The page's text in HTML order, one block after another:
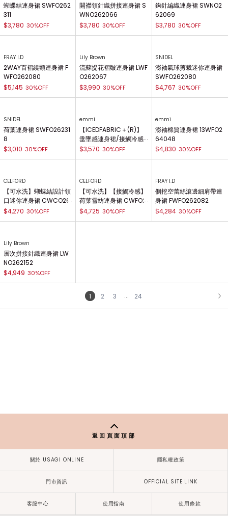
蝴蝶結連身裙 SWFO262
311
$3,780 30%OFF
開襟領針織拼接連身裙 S
WNO262066
$3,780 30%OFF
鉤針編織連身裙 SWNO2
62069
$3,780 30%OFF
FRAY I.D
2WAY百褶繞頸連身裙 F
WFO262080
$5,145 30%OFF
Lily Brown
流蘇提花褶皺連身裙 LWF
O262067
$3,990 30%OFF
SNIDEL
澎袖氣球剪裁迷你連身裙
SWFO262080
$4,767 30%OFF
SNIDEL
荷葉連身裙 SWFO26231
8
$3,010 30%OFF
emmi
【ICEDFABRIC＋(R)】
垂墜感連身裙/接觸冷感 1
3WCO262051
$3,570 30%OFF
emmi
澎袖棉質連身裙 13WFO2
64048
$4,830 30%OFF
CELFORD
【可水洗】蝴蝶結設計領
口迷你連身裙 CWCO26
2060
$4,270 30%OFF
CELFORD
【可水洗】【接觸冷感】
荷葉雪紡連身裙 CWFO2
62053
$4,725 30%OFF
FRAY I.D
側挖空蕾絲滾邊細肩帶連
身裙 FWFO262082
$4,284 30%OFF
Lily Brown
層次拼接針織連身裙 LW
NO262152
$4,949 30%OFF
1 2 3 ...
24
返回頁面頂部
關於 USAGI ONLINE 隱私權政策
門市資訊 OFFICIAL SITE LINK
客服中心 使用指南 使用條款